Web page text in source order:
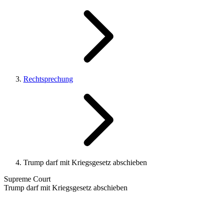
Rechtsprechung
Trump darf mit Kriegsgesetz abschieben
Supreme Court
Trump darf mit Kriegsgesetz abschieben